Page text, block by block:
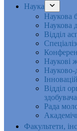
Наука
Наукова
Наукова
Відділ
Наукові
Науково-
Відділ
Рада
Факультети,